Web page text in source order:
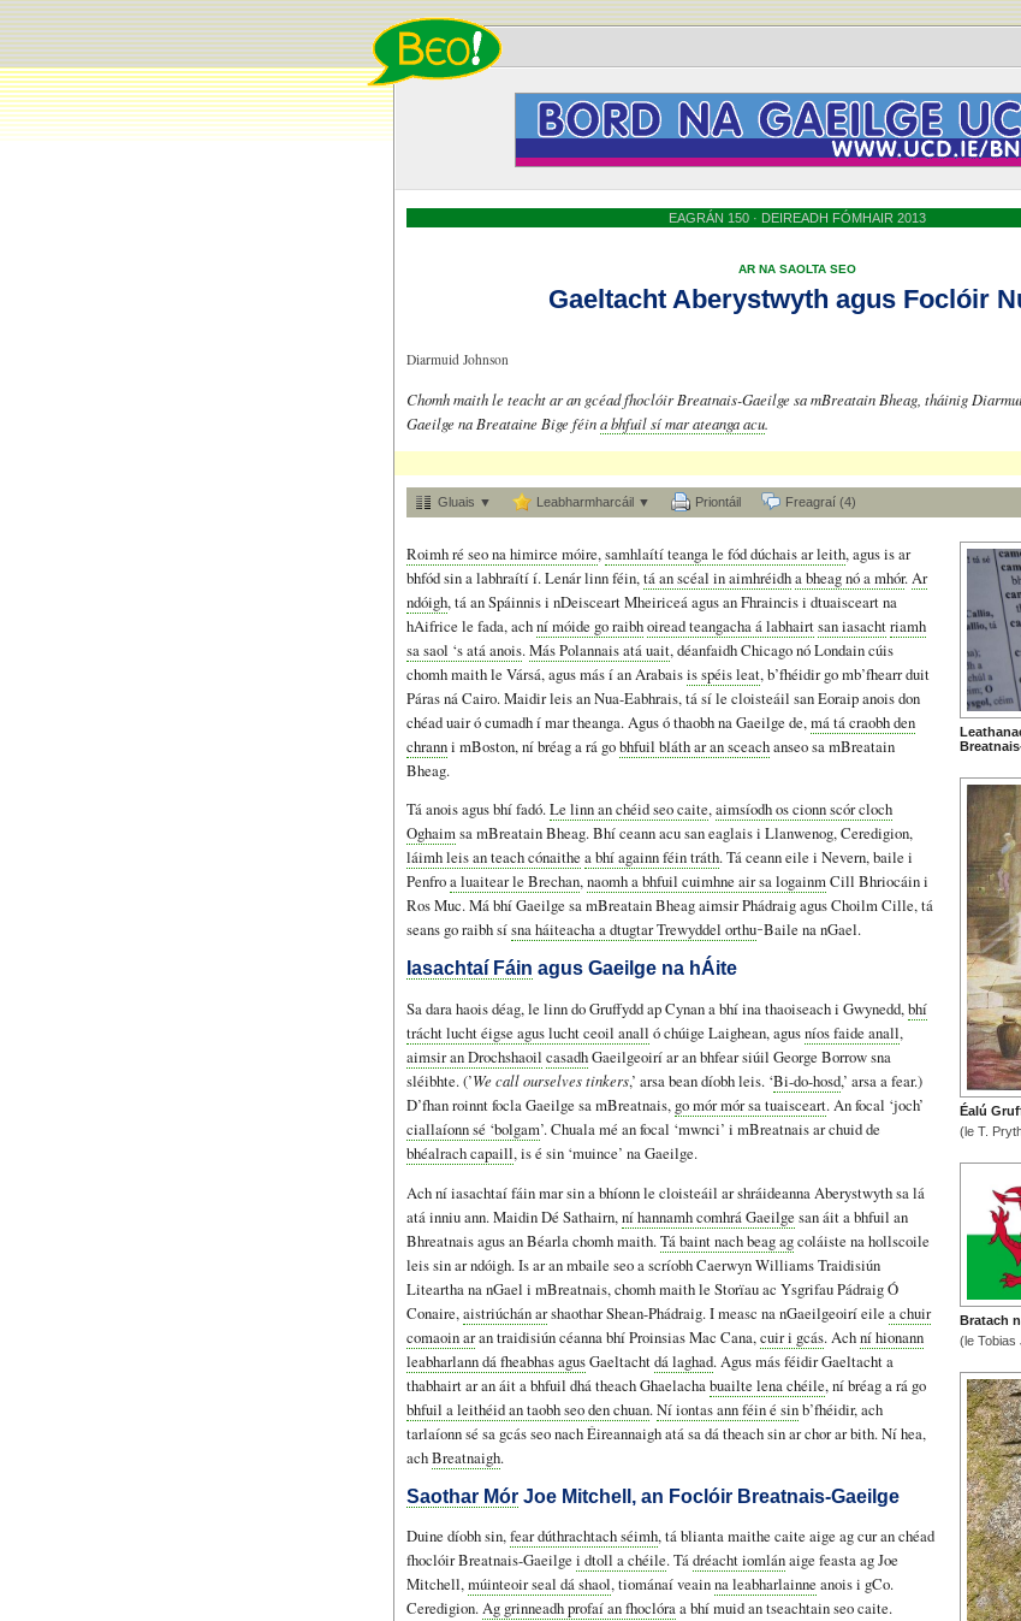
EAGRÁN 150 · DEIREADH FÓMHAIR 2013
AR NA SAOLTA SEO
Gaeltacht Aberystwyth agus Foclóir
Diarmuid Johnson
Chomh maith le teacht ar an gcéad fhoclóir Breatnais-Gaeilge sa mBreatain Bheag, tháinig
Gaeilge na Breataine Bige féina bhfuil sí mar ateanga acu.
Gluais ▼ Leabharmharcáil ▼ Priontáil Freagraí (4)
Éalú
(le T.
Bratach
(le Tobias
Roimh ré seo na himirce móire, samhlaítí teanga le fód dúchais ar leith, agus is ar
bhfód sin a labhraítí í. Lenár linn féin, tá an scéal in aimhréidha bheag nó a mhór. Ar
ndóigh, tá an Spáinnis i nDeisceart Mheiriceá agus an Fhraincis i dtuaisceart na
hAifrice le fada, achní móide go raibhoiread teangacha á labhairt san iasacht riamh
sa saol ‘s atá anois. Más Polannais atá uait, déanfaidh Chicago nó Londain cúis
chomh maith le Vársá, agus más í an Arabaisis spéis leat, b’fhéidir go mb’fhearr duit
Páras ná Cairo. Maidir leis an Nua-Eabhrais, tá sí le cloisteáil san Eoraip anois don
chéad uair ó cumadh í mar theanga. Agus ó thaobh na Gaeilge de, má tá craobh den
chranni mBoston, ní bréag a rá gobhfuil bláth ar an sceachanseo sa mBreatain
Bheag.
Tá anois agus bhí fadó.Le linn an chéid seo caite,aimsíodh os cionn scór cloch
Oghaimsa mBreatain Bheag. Bhí ceann acu san eaglais i Llanwenog, Ceredigion,
láimh leis an teach cónaithe a bhí againn féin tráth. Tá ceann eile i Nevern, baile i
Penfroa luaitear le Brechan,naomh a bhfuil cuimhne air sa logainmCill Bhriocáin i
Ros Muc. Má bhí Gaeilge sa mBreatain Bheag aimsir Phádraig agus Choilm Cille, tá
seans go raibh sísna háiteacha a dtugtar Trewyddel orthu̵ Baile na nGael.
Iasachtaí Fáin agus Gaeilge na hÁite
Sa dara haois déag, le linn do Gruffydd ap Cynan a bhí ina thaoiseach i Gwynedd,bhí
trácht lucht éigse agus lucht ceoil anall ó chúige Laighean, agusníos faide anall,
aimsir an Drochshaoil casadhGaeilgeoirí ar an bhfear siúil George Borrow sna
sléibhte. (’We call ourselves tinkers,’ arsa bean díobh leis. ‘Bi-do-hosd,’ arsa a fear.)
D’fhan roinnt focla Gaeilge sa mBreatnais, go mór mór sa tuaisceart. An focal ‘joch’
ciallaíonn sé ‘bolgam’. Chuala mé an focal ‘mwnci’ i mBreatnais ar chuid de
bhéalrach capaill, is é sin ‘muince’ na Gaeilge.
Ach ní iasachtaí fáin mar sin a bhíonn le cloisteáil ar shráideanna Aberystwyth sa lá
atá inniu ann. Maidin Dé Sathairn,ní hannamh comhrá Gaeilge san áit a bhfuil an
Bhreatnais agus an Béarla chomh maith.Tá baint nach beag agcoláiste na hollscoile
leis sin ar ndóigh. Is ar an mbaile seo a scríobh Caerwyn Williams Traidisiún
Liteartha na nGael i mBreatnais, chomh maith le Storïau ac Ysgrifau Pádraig Ó
Conaire,aistriúchán arshaothar Shean-Phádraig. I measc na nGaeilgeoirí eile a chuir
comaoin aran traidisiún céanna bhí Proinsias Mac Cana,cuir i gcás. Achní hionann
leabharlann dá fheabhas agusGaeltachtdá laghad. Agus más féidir Gaeltacht a
thabhairt ar an áit a bhfuil dhá theach Ghaelachabuailte lena chéile, ní bréag a rá go
bhfuil a leithéid an taobh seo den chuan.Ní iontas ann féin é sinb’fhéidir, ach
tarlaíonn sé sa gcás seo nach Éireannaigh atá sa dá theach sin ar chor ar bith. Ní hea,
achBreatnaigh.
Saothar Mór Joe Mitchell, an Foclóir Breatnais-Gaeilge
Duine díobh sin,fear dúthrachtach séimh, tá blianta maithe caite aige ag cur an chéad
fhoclóir Breatnais-Gaeilge i dtoll a chéile. Tádréacht iomlánaige feasta ag Joe
Mitchell,múinteoir seal dá shaol, tiománaí veainna leabharlainne anois i gCo.
Ceredigion.Ag grinneadh profaí an fhoclóraa bhí muid an tseachtain seo caite.